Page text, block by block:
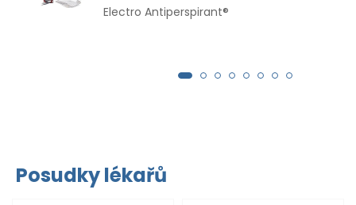
Electro Antiperspirant®
Posudky lékařů